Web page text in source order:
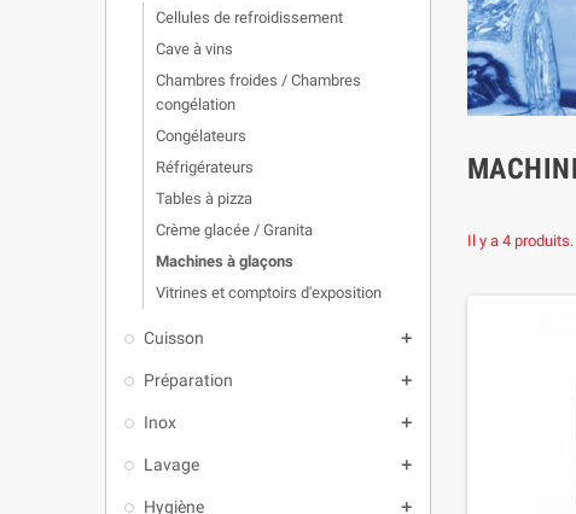
Cellules de refroidissement
Cave à vins
Chambres froides / Chambres
congélation
Congélateurs
Réfrigérateurs
Tables à pizza
Crème glacée / Granita
Machines à glaçons
Vitrines et comptoirs d'exposition
Cuisson add
Préparation add
Inox add
Lavage add
Hygiène add
Il y a 4 produits.